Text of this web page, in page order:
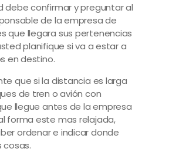
debe confirmar y preguntar al
de la empresa de
que llegara sus pertenencias
planifique si va a estar a
en destino.
que si la distancia es larga
de tren o avión con
llegue antes de la empresa
forma este mas relajada,
ordenar e indicar donde
cosas.